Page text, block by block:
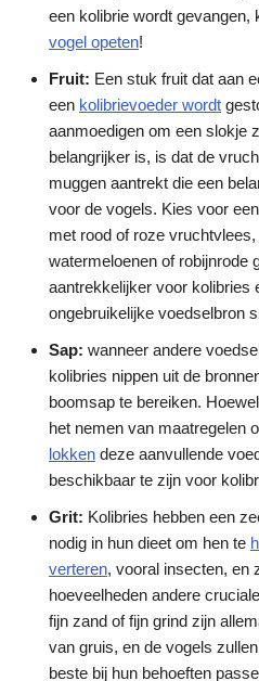
een kolibrie wordt gevangen,
vogel opeten!
Fruit: Een stuk fruit dat aan
een kolibrievoeder wordt
aanmoedigen om een slokje
belangrijker is, is dat de
muggen aantrekt die een
voor de vogels. Kies voor
met rood of roze
watermeloenen of robijnrode
aantrekkelijker voor kolibries
ongebruikelijke voedselbron
Sap: wanneer andere
kolibries nippen uit de
boomsap te bereiken.
het nemen van maatregelen
lokken deze aanvullende
beschikbaar te zijn voor
Grit: Kolibries hebben een
nodig in hun dieet om hen te
verteren, vooral insecten, en
hoeveelheden andere
fijn zand of fijn grind zijn
van gruis, en de vogels
beste bij hun behoeften